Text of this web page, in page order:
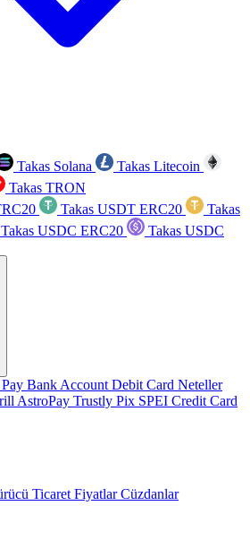
Takas Solana
Takas Litecoin
Takas TRON
Takas USDT ERC20
Takas
Takas USDC ERC20
Takas USDC
Bank Account Debit Card Neteller
AstroPay Trustly Pix SPEI Credit Card
Ticaret FiyatlarCüzdanlar